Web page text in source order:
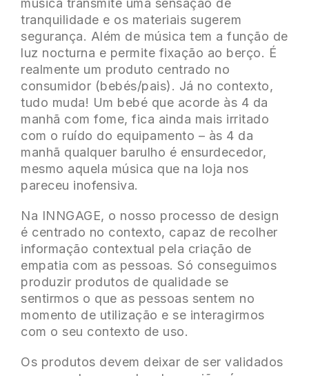
música transmite uma sensação de
tranquilidade e os materiais sugerem
segurança. Além de música tem a função de
luz nocturna e permite fixação ao berço. É
realmente um produto centrado no
consumidor (bebés/pais). Já no contexto,
tudo muda! Um bebé que acorde às 4 da
manhã com fome, fica ainda mais irritado
com o ruído do equipamento – às 4 da
manhã qualquer barulho é ensurdecedor,
mesmo aquela música que na loja nos
pareceu inofensiva.
Na INNGAGE, o nosso processo de design
é centrado no contexto, capaz de recolher
informação contextual pela criação de
empatia com as pessoas. Só conseguimos
produzir produtos de qualidade se
sentirmos o que as pessoas sentem no
momento de utilização e se interagirmos
com o seu contexto de uso.
Os produtos devem deixar de ser validados